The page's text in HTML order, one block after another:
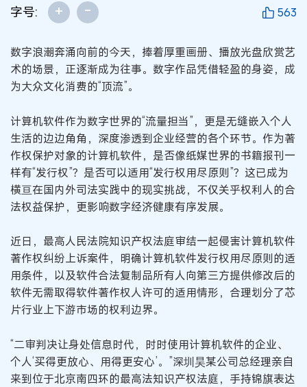
字号: + - 563
数字浪潮奔涌向前的今天，捧着厚重画册、播放光盘欣赏艺
术的场景，正逐渐成为往事。数字作品凭借轻盈的身姿，成
为大众文化消费的“顶流”。
计算机软件作为数字世界的“流量担当”，更是无缝嵌入个人
生活的边边角角，深度渗透到企业经营的各个环节。作为著
作权保护对象的计算机软件，是否像纸媒世界的书籍报刊一
样有“发行权”？是否可以适用“发行权用尽原则”？这已成为
横亘在国内外司法实践中的现实挑战，不仅关乎权利人的合
法权益保护，更影响数字经济健康有序发展。
近日，最高人民法院知识产权法庭审结一起侵害计算机软件
著作权纠纷上诉案件，明确计算机软件发行权用尽原则的适
用条件，以及软件合法复制品所有人向第三方提供修改后的
软件无需取得软件著作权人许可的适用情形，合理划分了芯
片行业上下游市场的权利边界。
“二审判决让身处信息时代，时时使用计算机软件的企业、
个人‘买得更放心、用得更安心’。”深圳昊某公司总经理亲自
来到位于北京南四环的最高法知识产权法庭，手持锦旗表达